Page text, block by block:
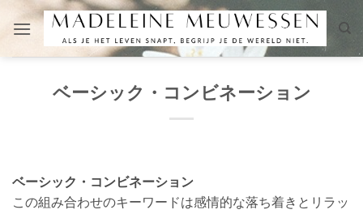
content
ベーシック・コンビネーション
ベーシック・コンビネーション
この組み合わせのキーワードは感情的な落ち着きとリラッ